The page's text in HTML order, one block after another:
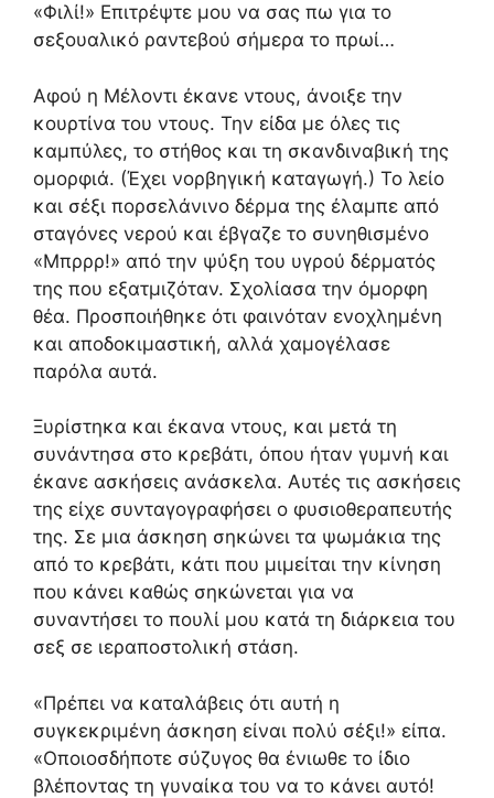
«Φιλί!» Επιτρέψτε μου να σας πω για το
σεξουαλικό ραντεβού σήμερα το πρωί…
Αφού η Μέλοντι έκανε ντους, άνοιξε την
κουρτίνα του ντους. Την είδα με όλες τις
καμπύλες, το στήθος και τη σκανδιναβική της
ομορφιά. (Έχει νορβηγική καταγωγή.) Το λείο
και σέξι πορσελάνινο δέρμα της έλαμπε από
σταγόνες νερού και έβγαζε το συνηθισμένο
«Μπρρρ!» από την ψύξη του υγρού δέρματός
της που εξατμιζόταν. Σχολίασα την όμορφη
θέα. Προσποιήθηκε ότι φαινόταν ενοχλημένη
και αποδοκιμαστική, αλλά χαμογέλασε
παρόλα αυτά.
Ξυρίστηκα και έκανα ντους, και μετά τη
συνάντησα στο κρεβάτι, όπου ήταν γυμνή και
έκανε ασκήσεις ανάσκελα. Αυτές τις ασκήσεις
της είχε συνταγογραφήσει ο φυσιοθεραπευτής
της. Σε μια άσκηση σηκώνει τα ψωμάκια της
από το κρεβάτι, κάτι που μιμείται την κίνηση
που κάνει καθώς σηκώνεται για να
συναντήσει το πουλί μου κατά τη διάρκεια του
σεξ σε ιεραποστολική στάση.
«Πρέπει να καταλάβεις ότι αυτή η
συγκεκριμένη άσκηση είναι πολύ σέξι!» είπα.
«Οποιοσδήποτε σύζυγος θα ένιωθε το ίδιο
βλέποντας τη γυναίκα του να το κάνει αυτό!